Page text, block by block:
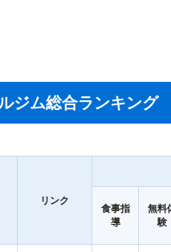
ジム総合ランキング
リンク
食事指
導
無料
験